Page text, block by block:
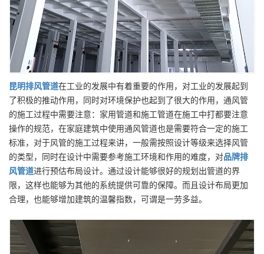
昆明排风管道在工业的发展中有着重要的作用，对工业的发展起到
了积极的推动作用，同时对环境保护也起到了很大的作用，通风管
的施工过程中需要注意：家用管道和施工管道在施工中打都要注意
操作的规范，在家庭建筑中使用通风管道也是需要符合一定的施工
标准，对于风管的施工过程来讲，一般需按照设计等级来选择风管
的类型，同时在设计中需要参考施工环境和作用的难度，对品牌排
风管道进行预估布局设计。通过设计能够很好的规划出管道的界
限，这样也能够为其他的系统提供可靠的保障。而且设计布局更加
合理，也能够增加建筑的温馨指数，可谓是一劳多益。